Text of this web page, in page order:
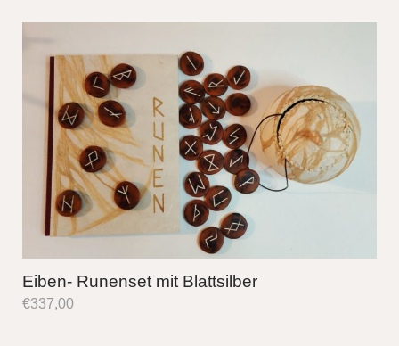
Eiben- Runenset mit Blattsilber
€337,00